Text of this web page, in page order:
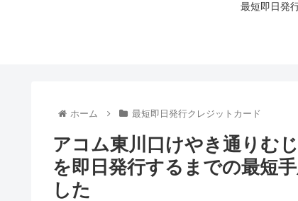
最短即日発
ホーム 最短即日発行クレジットカード
アコム東川口けやき通りむ
を即日発行するまでの最短
した